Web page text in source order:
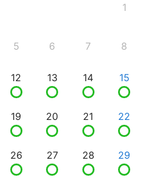
1
5 6 7 8
12 13 14 15
19 20 21 22
26 27 28 29